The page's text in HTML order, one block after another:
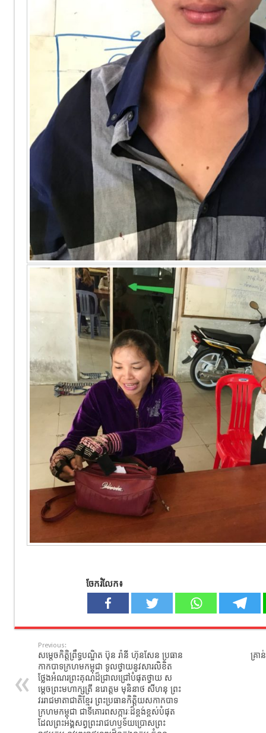
ចែករំលែក៖
Previous:
សម្ដេចកិត្តិព្រឹទ្ធបណ្ឌិត ប៊ុន រ៉ានី ហ៊ុនសែន ប្រធាន
កាកបាទក្រហមកម្ពុជា ទូលថ្វាយនូវសារលិខិត
ថ្លែងអំណរព្រះគុណដ៏ជ្រាលជ្រៅបំផុតថ្វាយ ស
ម្តេចព្រះមហាក្សត្រី​ នរោត្តម​ មុនិនាថ​ សីហនុ​ ព្រះ
វររាជមាតាជាតិខ្មែរ​ ព្រះប្រធានកិត្តិយសកាកបាទ
ក្រហមកម្ពុជា​ ជាទីគោរពសក្ការៈដ៏ខ្ពង់ខ្ពស់បំផុត
ដែលព្រះអង្គសព្វព្រះរាជហឫទ័យប្រោសព្រះ
គ្រា